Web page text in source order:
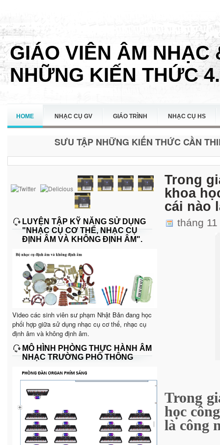
GIÁO VIÊN ÂM NHẠC
NHỮNG KIẾN THỨC
HOME NHẠC CỤ GV GIÁO TRÌNH NHẠC CỤ HS
SƯU TẬP NHỮNG KIẾN THỨC CẦN
LUYỆN TẬP KỸ NĂNG SỬ DỤNG
"NHẠC CỤ CƠ THỂ, NHẠC CỤ
ĐỊNH ÂM VÀ KHÔNG ĐỊNH ÂM".
Video các sinh viên sư phạm Nhật Bản đang học
phối hợp giữa sử dụng nhạc cụ cơ thể, nhạc cụ
định âm và không định âm.
MÔ HÌNH PHÒNG THỰC HÀNH ÂM
NHẠC TRƯỜNG PHỔ THÔNG
Trong
khoa
cái nào
tháng
Trong
học
là công